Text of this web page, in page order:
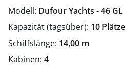
Modell: Dufour Yachts - 46 GL
Kapazität (tagsüber): 10 Plätze
Schiffslänge: 14,00 m
Kabinen: 4